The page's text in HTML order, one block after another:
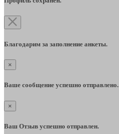
Благодарим за заполнение анкеты.
×
Ваше сообщение успешно отправлено.
×
Ваш Отзыв успешно отправлен.